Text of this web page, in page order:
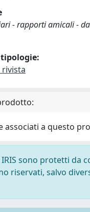
- rapporti amicali -
rivista
associati a questo
sono protetti da
riservati, salvo